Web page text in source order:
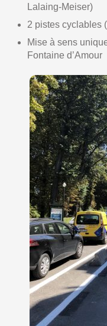
Lalaing-Meiser)
2 pistes cyclables
Mise à sens
Fontaine d’Amour